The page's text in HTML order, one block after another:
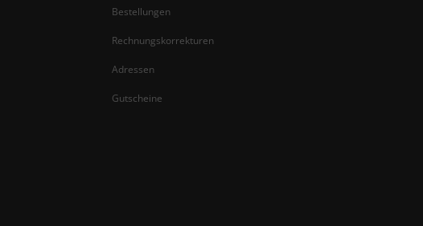
Bestellungen
Rechnungskorrekturen
Adressen
Gutscheine